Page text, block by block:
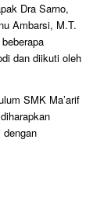
Dra Sarno,
Ambarsi, M.T.
dan diikuti oleh
SMK Ma’arif